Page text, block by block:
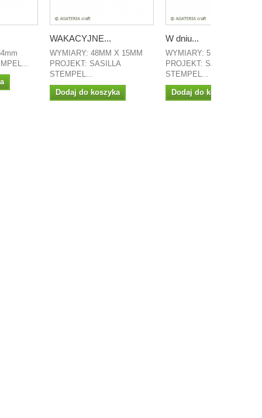
WAKACYJNE...
WYMIARY: 48MM X 15MM
PROJEKT: SASILLA
STEMPEL...
Dodaj do koszyka
W dniu...
WYMIARY: 51MM X 7MM
PROJEKT: SASILLA
STEMPEL...
Dodaj do koszyka